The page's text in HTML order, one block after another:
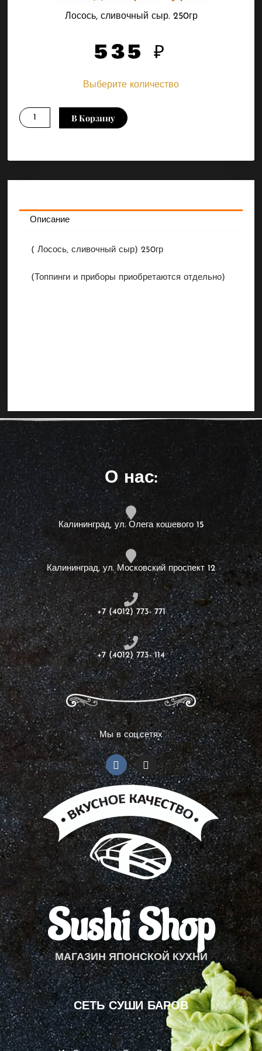
Лосось, сливочный сыр. 250гр
535₽
Выберите количество
Количество
товара
В Корзину
Описание
( Лосось, сливочный сыр) 250гр
(Топпинги и приборы приобретаются отдельно)
О нас:
Калининград, ул. Олега кошевого 15
Калининград, ул. Московский проспект 12
+7 (4012) 773- 771
+7 (4012) 773- 114
Мы в соц.сетях
V
k
I
n
s
t
g
a
m
Sushi Shop
МАГАЗИН ЯПОНСКОЙ КУХНИ
СЕТЬ СУШИ БАРОВ